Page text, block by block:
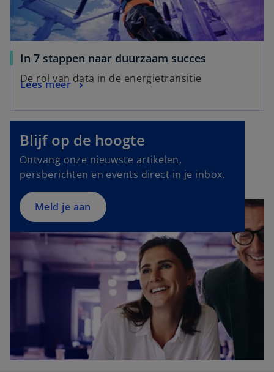
In 7 stappen naar duurzaam succes
De rol van data in de energietransitie
Lees meer
Blijf op de hoogte
Ontvang onze nieuwste artikelen,
persberichten en events direct in je inbox.
Meld je aan
p
n
s
i
n
a
n
e
t